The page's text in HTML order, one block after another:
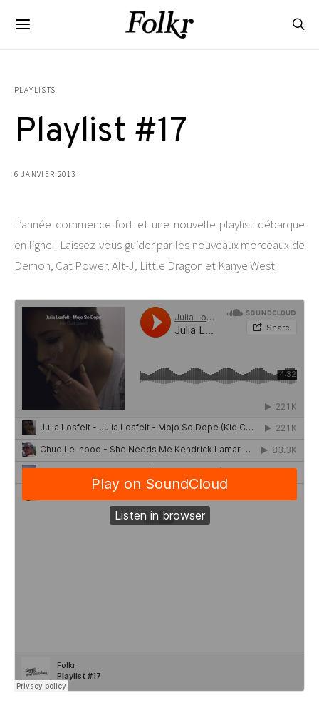
PLAYLISTS
Playlist #17
6 JANVIER 2013
L’année commence fort et une nouvelle playlist débarque
en ligne ! Laissez-vous guider par les nouveaux morceaux de
Demon, Cat Power, Alt-J, Little Dragon et Kanye West.